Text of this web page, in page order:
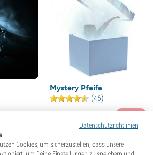
Mystery Pfeife
(46)
Datenschutzrichtlinien
Cookies, um sicherzustellen, dass unsere